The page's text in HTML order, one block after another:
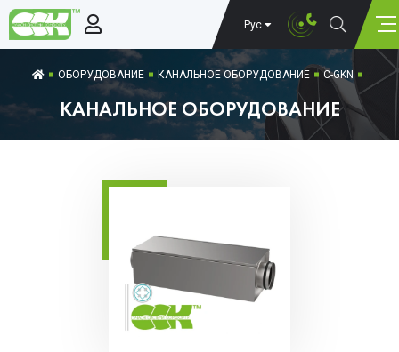
Рус
ОБОРУДОВАНИЕ КАНАЛЬНОЕ ОБОРУДОВАНИЕ C-GKN
КАНАЛЬНОЕ ОБОРУДОВАНИЕ